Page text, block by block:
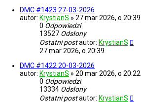
DMC #1423 27-03-2026
autor: KrystianS » 27 mar 2026, o 20:39
0 Odpowiedzi
13527 Odsłony
Ostatni postautor: KrystianS
27 mar 2026, o 20:39
DMC #1422 20-03-2026
autor: KrystianS » 20 mar 2026, o 20:22
0 Odpowiedzi
13334 Odsłony
Ostatni postautor: KrystianS